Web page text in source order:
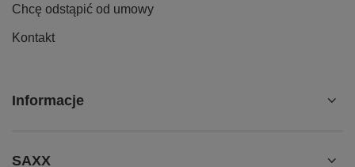
Chcę odstąpić od umowy
Kontakt
Informacje
SAXX